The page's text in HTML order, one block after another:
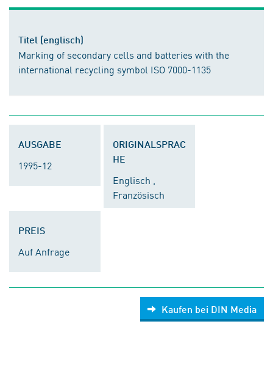
Titel (englisch)
Marking of secondary cells and batteries with the
international recycling symbol ISO 7000-1135
AUSGABE
1995-12
ORIGINALSPRAC
HE
Englisch ,
Französisch
PREIS
Auf Anfrage
Kaufen bei DIN Media